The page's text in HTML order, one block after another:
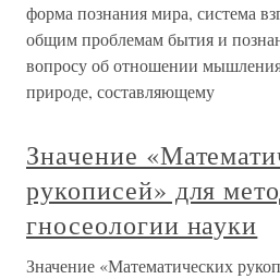
форма познания мира, система
общим проблемам бытия и
вопросу об отношении
природе, составляющему
Значение
рукописей» для
гносеологии науки
Значение «Математических